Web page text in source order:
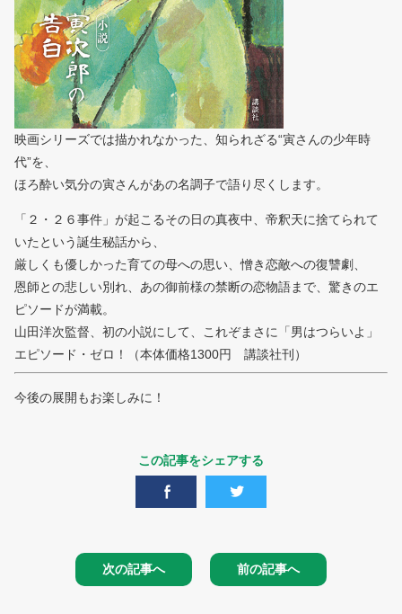
映画シリーズでは描かれなかった、知られざる“寅さんの少年時
代”を、
ほろ酔い気分の寅さんがあの名調子で語り尽くします。
「２・２６事件」が起こるその日の真夜中、帝釈天に捨てられて
いたという誕生秘話から、
厳しくも優しかった育ての母への思い、憎き恋敵への復讐劇、
恩師との悲しい別れ、あの御前様の禁断の恋物語まで、驚きのエ
ピソードが満載。
山田洋次監督、初の小説にして、これぞまさに「男はつらいよ」
エピソード・ゼロ！（本体価格1300円 講談社刊）
今後の展開もお楽しみに！
この記事をシェアする
次の記事へ 前の記事へ